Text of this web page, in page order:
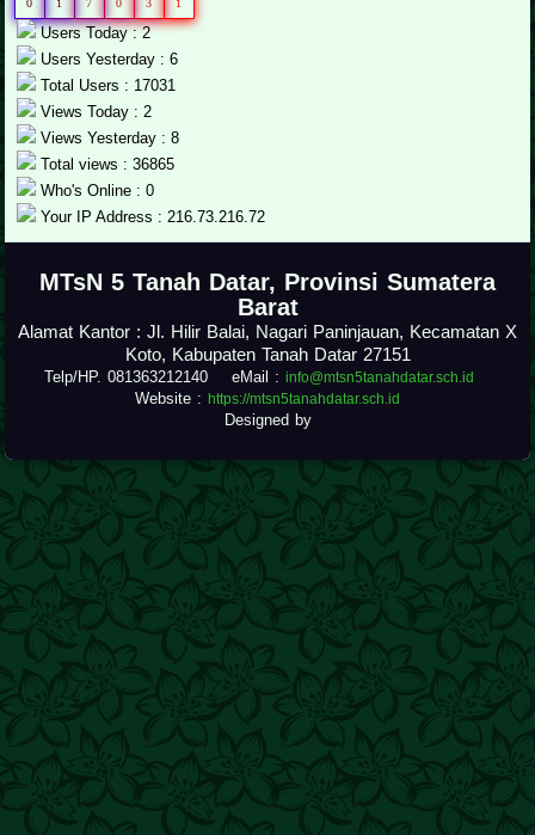
0 1 7 0 3 1
Users Today : 2
Users Yesterday : 6
Total Users : 17031
Views Today : 2
Views Yesterday : 8
Total views : 36865
Who's Online : 0
Your IP Address : 216.73.216.72
MTsN 5 Tanah Datar, Provinsi Sumatera
Barat
Alamat Kantor : Jl. Hilir Balai, Nagari Paninjauan, Kecamatan X
Koto, Kabupaten Tanah Datar 27151
Telp/HP. 081363212140 eMail : info@mtsn5tanahdatar.sch.id
Website : https://mtsn5tanahdatar.sch.id
Designed by